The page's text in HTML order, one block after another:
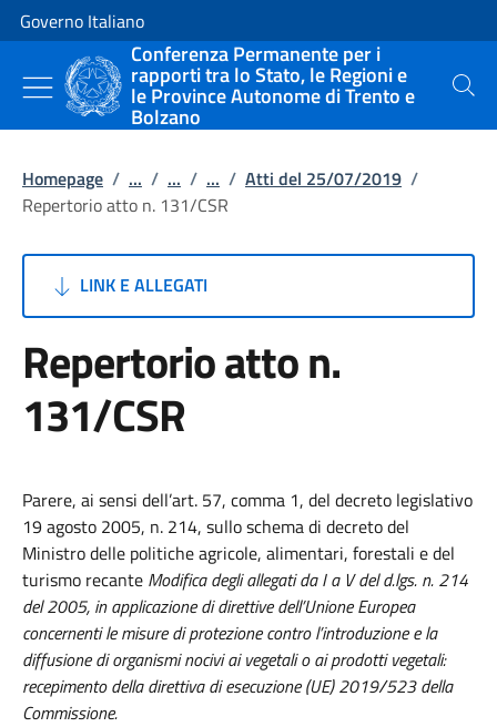
Vai al contenuto
Vai alla navigazione del sito
Governo Italiano
Conferenza Permanente per i
rapporti tra lo Stato, le Regioni e
le Province Autonome di Trento e
Bolzano
Cerca
Homepage / ... / ... / ... / Atti del 25/07/2019 /
Repertorio atto n. 131/CSR
LINK E ALLEGATI
Repertorio atto n.
131/CSR
Parere, ai sensi dell’art. 57, comma 1, del decreto legislativo
19 agosto 2005, n. 214, sullo schema di decreto del
Ministro delle politiche agricole, alimentari, forestali e del
turismo recante Modifica degli allegati da I a V del d.lgs. n. 214
del 2005, in applicazione di direttive dell’Unione Europea
concernenti le misure di protezione contro l’introduzione e la
diffusione di organismi nocivi ai vegetali o ai prodotti vegetali:
recepimento della direttiva di esecuzione (UE) 2019/523 della
Commissione.